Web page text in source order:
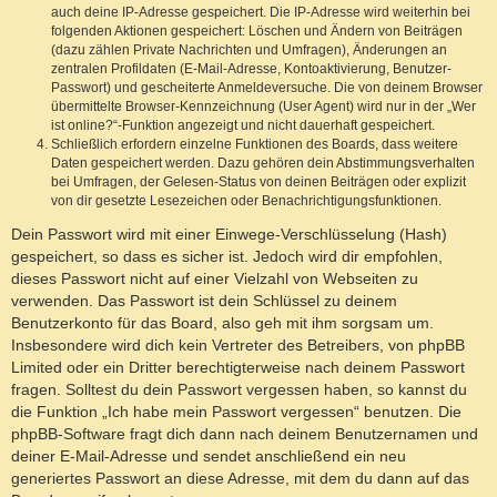
auch deine IP-Adresse gespeichert. Die IP-Adresse wird weiterhin bei
folgenden Aktionen gespeichert: Löschen und Ändern von Beiträgen
(dazu zählen Private Nachrichten und Umfragen), Änderungen an
zentralen Profildaten (E-Mail-Adresse, Kontoaktivierung, Benutzer-
Passwort) und gescheiterte Anmeldeversuche. Die von deinem Browser
übermittelte Browser-Kennzeichnung (User Agent) wird nur in der „Wer
ist online?“-Funktion angezeigt und nicht dauerhaft gespeichert.
Schließlich erfordern einzelne Funktionen des Boards, dass weitere
Daten gespeichert werden. Dazu gehören dein Abstimmungsverhalten
bei Umfragen, der Gelesen-Status von deinen Beiträgen oder explizit
von dir gesetzte Lesezeichen oder Benachrichtigungsfunktionen.
Dein Passwort wird mit einer Einwege-Verschlüsselung (Hash)
gespeichert, so dass es sicher ist. Jedoch wird dir empfohlen,
dieses Passwort nicht auf einer Vielzahl von Webseiten zu
verwenden. Das Passwort ist dein Schlüssel zu deinem
Benutzerkonto für das Board, also geh mit ihm sorgsam um.
Insbesondere wird dich kein Vertreter des Betreibers, von phpBB
Limited oder ein Dritter berechtigterweise nach deinem Passwort
fragen. Solltest du dein Passwort vergessen haben, so kannst du
die Funktion „Ich habe mein Passwort vergessen“ benutzen. Die
phpBB-Software fragt dich dann nach deinem Benutzernamen und
deiner E-Mail-Adresse und sendet anschließend ein neu
generiertes Passwort an diese Adresse, mit dem du dann auf das